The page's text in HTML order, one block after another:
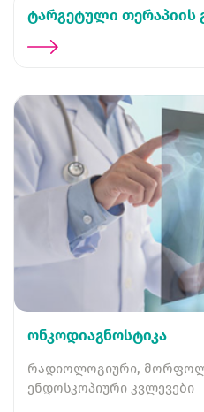
ტარგეტული თერაპიის
ონკოდიაგნოსტიკა
რადიოლოგიური,
ენდოსკოპიური კვლევები